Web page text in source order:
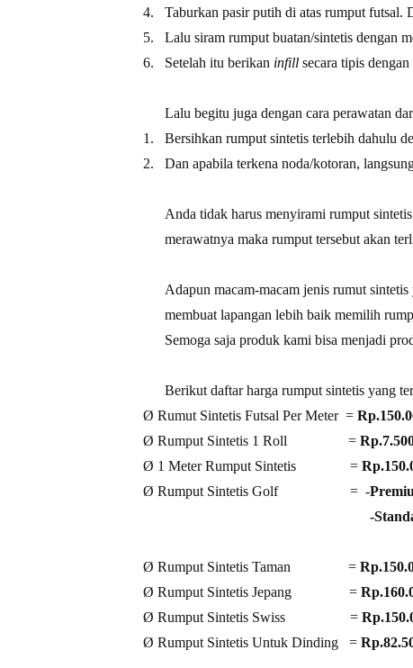
4.
Taburkan pasir putih di atas rumput futsal.
5.
Lalu siram rumput buatan/sintetis dengan
6.
Setelah itu berikan infill secara tipis
Lalu begitu juga dengan cara perawatan
1.
Bersihkan rumput sintetis terlebih dahulu
2.
Dan apabila terkena noda/kotoran,
Anda tidak harus menyirami rumput
merawatnya maka rumput tersebut akan
Adapun macam-macam jenis rumut
membuat lapangan lebih baik memilih
Semoga saja produk kami bisa menjadi
Berikut daftar harga rumput sintetis yang
Ø Rumut Sintetis Futsal Per Meter =
Ø Rumput Sintetis 1 Roll =
Ø 1 Meter Rumput Sintetis =
Ø Rumput Sintetis Golf = -
-
Ø Rumput Sintetis Taman =
Ø Rumput Sintetis Jepang =
Ø Rumput Sintetis Swiss =
Ø Rumput Sintetis Untuk Dinding =